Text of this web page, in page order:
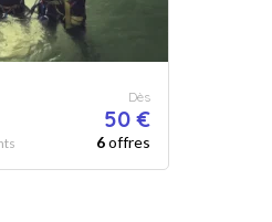
Dès
50 €
6offres